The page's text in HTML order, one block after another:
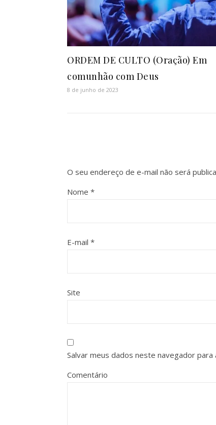
ORDEM DE CULTO (Oração) Em
comunhão com Deus
8 de junho de 2023
O seu endereço de e-mail não será
Nome *
E-mail *
Site
Salvar meus dados neste navegador
Comentário